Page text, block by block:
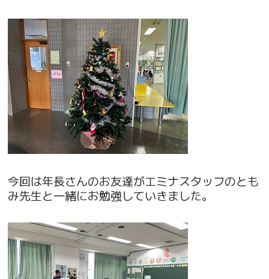
今回は年長さんのお友達がエミナスタッフのとも
み先生と一緒にお勉強していきました。